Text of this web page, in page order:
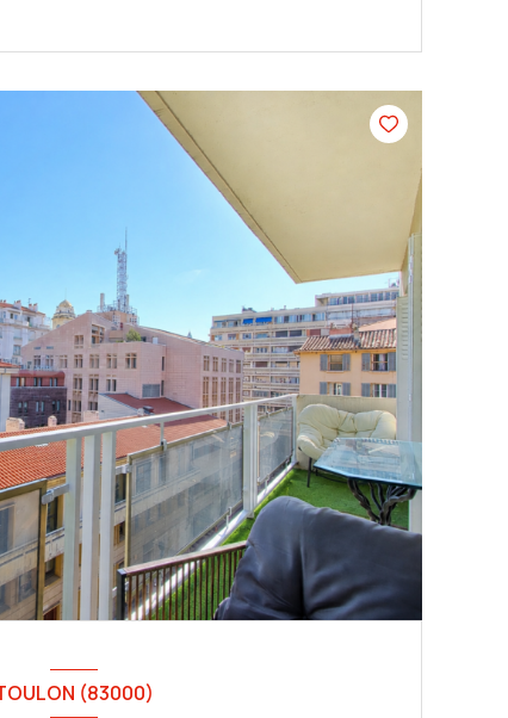
(83000)